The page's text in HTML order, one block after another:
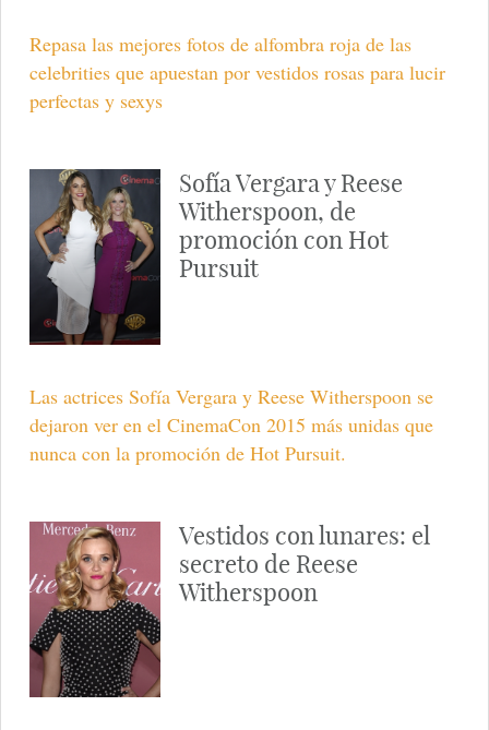
Repasa las mejores fotos de alfombra roja de las
celebrities que apuestan por vestidos rosas para lucir
perfectas y sexys
Sofía Vergara y Reese
Witherspoon, de
promoción con Hot
Pursuit
Las actrices Sofía Vergara y Reese Witherspoon se
dejaron ver en el CinemaCon 2015 más unidas que
nunca con la promoción de Hot Pursuit.
Vestidos con lunares: el
secreto de Reese
Witherspoon